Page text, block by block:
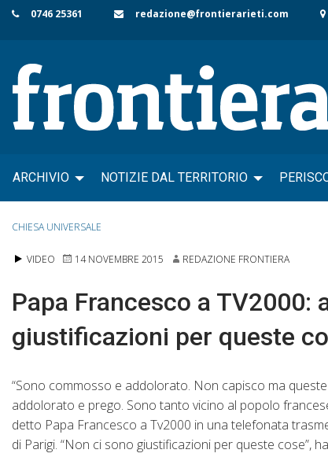
Skip
content
0746 25361 redazione@frontierarieti.com
ARCHIVIO NOTIZIE DAL TERRITORIO
CHIESA UNIVERSALE
VIDEO 14 NOVEMBRE 2015 REDAZIONE FRONTIERA
Papa Francesco a TV2000:
giustificazioni per queste
“Sono commosso e addolorato. Non capisco ma
addolorato e prego. Sono tanto vicino al popolo
detto Papa Francesco a Tv2000 in una telefonata
di Parigi. “Non ci sono giustificazioni per queste cose”,